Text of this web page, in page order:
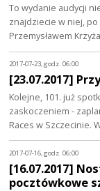
To wydanie audycji
znajdziecie w niej,
Przemysławem
2017-07-23, godz. 06:00
[23.07.2017]
Kolejne, 101. już
zaskoczeniem -
Races w Szczecinie.
2017-07-16, godz. 06:00
[16.07.2017]
pocztówkowe